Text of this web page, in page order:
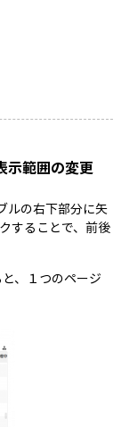
示範囲の変更
ルの右下部分に矢
することで、前後
、１つのページ